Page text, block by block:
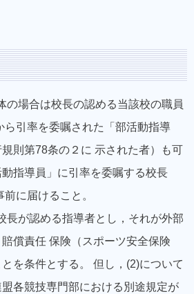
の場合は校長の認める当該校の職員
ら引率を委嘱された「部活動指導
則第78条の２に 示された者）も可
指導員」に引率を委嘱する校長
に届けること。
長が認める指導者とし，それが外部
償責任 保険（スポーツ安全保険
を条件とする。 但し，(2)について
各競技専門部における別途規定が